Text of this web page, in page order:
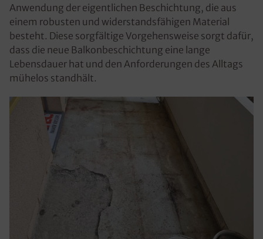
Anwendung der eigentlichen Beschichtung, die aus
einem robusten und widerstandsfähigen Material
besteht. Diese sorgfältige Vorgehensweise sorgt dafür,
dass die neue Balkonbeschichtung eine lange
Lebensdauer hat und den Anforderungen des Alltags
mühelos standhält.